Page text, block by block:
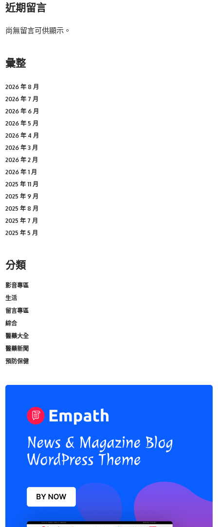
近期留言
尚無留言可供顯示。
彙整
2026 年 8 月
2026 年 7 月
2026 年 6 月
2026 年 5 月
2026 年 4 月
2026 年 3 月
2026 年 2 月
2026 年 1 月
2025 年 11 月
2025 年 9 月
2025 年 8 月
2025 年 7 月
2025 年 5 月
分類
影音專區
生活
留言專區
綜合
醫藥大全
醫藥新聞
預防保健